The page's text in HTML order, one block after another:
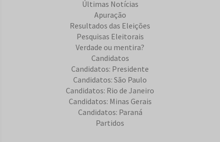
Últimas Notícias
Apuração
Resultados das Eleições
Pesquisas Eleitorais
Verdade ou mentira?
Candidatos
Candidatos: Presidente
Candidatos: São Paulo
Candidatos: Rio de Janeiro
Candidatos: Minas Gerais
Candidatos: Paraná
Partidos